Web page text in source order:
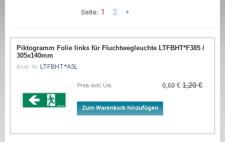
Seite: 1 2
Piktogramm Folie links für Fluchtwegleuchte LTFBHT*F385 /
305x140mm
Best.-Nr. LTFBHT*A5L
Preis exkl. Ust. 0,60 € 1,20 €
Zum Warenkorb hinzufügen